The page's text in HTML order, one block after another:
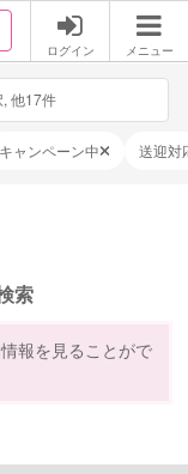
ログイン メニュー
他17件
キャンペーン中 送迎対
索
報を見ることがで